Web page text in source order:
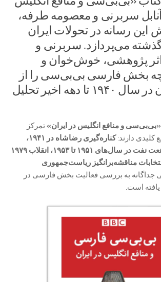
آنابل سربرنی و معصومه طرفه،
این رسانه در تحولات ایران
گذشته می‌پردازد. سربرنی و
پژوهشی، خوش‌خوان و
بخش فارسی بی‌بی‌سی را از
آغاز فعالیت آن در سال ۱۹۴۰ تا دهه اخیر تحلیل
«بی‌بی‌سی و منافع انگلیس در ایران»تمرکز
کلیدی دارند:
کناره‌گیری رضاشاه در ۱۹۴۱،
بحران ملی شدن صنعت نفت در سال‌های ۱۹۵۱ تا ۱۹۵۳، انقلاب ۱۹۷۹
مناقشه‌برانگیز ریاست‌جمهوری
جداگانه به بررسی فعالیت بخش فارسی در
است.